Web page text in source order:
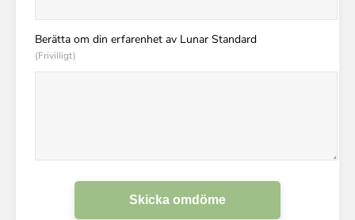
Berätta om din erfarenhet av Lunar Standard
(Frivilligt)
Skicka omdöme